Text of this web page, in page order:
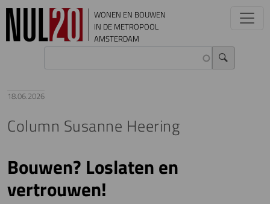
Overslaan en naar de inhoud gaan
WONEN EN BOUWEN
IN DE METROPOOL
AMSTERDAM
18.06.2026
Column Susanne Heering
Bouwen? Loslaten en
vertrouwen!